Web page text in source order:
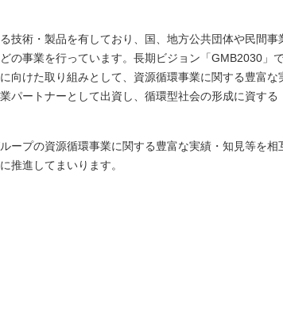
技術・製品を有しており、国、地方公共団体や民間事
の事業を行っています。長期ビジョン「GMB2030」
向けた取り組みとして、資源循環事業に関する豊富な
パートナーとして出資し、循環型社会の形成に資する
ープの資源循環事業に関する豊富な実績・知見等を相
推進してまいります。